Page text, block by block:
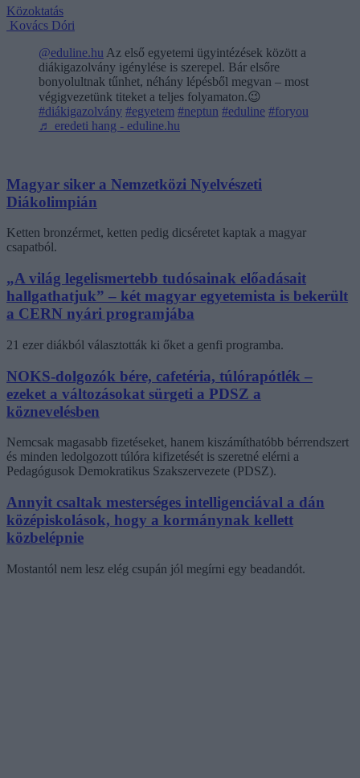
Közoktatás
Kovács Dóri
@eduline.hu Az első egyetemi ügyintézések között a
diákigazolvány igénylése is szerepel. Bár elsőre
bonyolultnak tűnhet, néhány lépésből megvan – most
végigvezetünk titeket a teljes folyamaton.😉
#diákigazolvány #egyetem #neptun #eduline #foryou
♬ eredeti hang - eduline.hu
Magyar siker a Nemzetközi Nyelvészeti
Diákolimpián
Ketten bronzérmet, ketten pedig dicséretet kaptak a magyar
csapatból.
„A világ legelismertebb tudósainak előadásait
hallgathatjuk” – két magyar egyetemista is bekerült
a CERN nyári programjába
21 ezer diákból választották ki őket a genfi programba.
NOKS-dolgozók bére, cafetéria, túlórapótlék –
ezeket a változásokat sürgeti a PDSZ a
köznevelésben
Nemcsak magasabb fizetéseket, hanem kiszámíthatóbb bérrendszert
és minden ledolgozott túlóra kifizetését is szeretné elérni a
Pedagógusok Demokratikus Szakszervezete (PDSZ).
Annyit csaltak mesterséges intelligenciával a dán
középiskolások, hogy a kormánynak kellett
közbelépnie
Mostantól nem lesz elég csupán jól megírni egy beadandót.